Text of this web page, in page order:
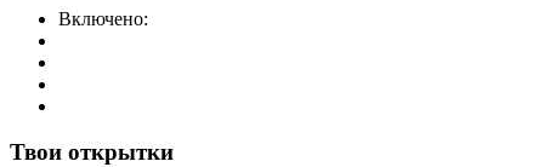
Включено:
Твои открытки